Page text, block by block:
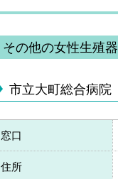
その他の女性生殖
市立大町総合病院
窓口
住所